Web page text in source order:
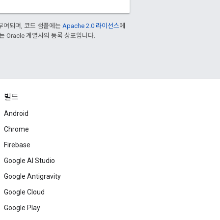
여되며, 코드 샘플에는 Apache 2.0 라이선스에
Oracle 계열사의 등록 상표입니다.
빌드
Android
Chrome
Firebase
Google AI Studio
Google Antigravity
Google Cloud
Google Play